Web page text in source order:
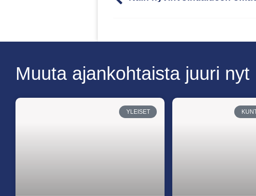
Muuta ajankohtaista juuri nyt
YLEISET